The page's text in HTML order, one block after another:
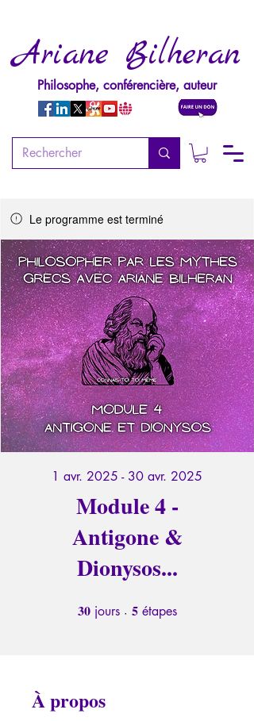
Ariane Bilheran
Philosophe, conférencière, auteur
Le programme est terminé
Module 4 -
Antigone &
Dionysos...
1 avr. 2025 - 30 avr. 2025
30 jours 30 jours
5 étapes
À propos